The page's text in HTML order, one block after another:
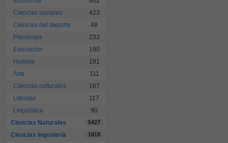
Ciencias sociales
423
Ciencias del deporte
48
Psicología
233
Educación
190
Historia
191
Arte
111
Ciencias culturales
167
Literatur
117
Lingüística
90
Ciencias Naturales
5427
Ciencias Ingeniería 1818